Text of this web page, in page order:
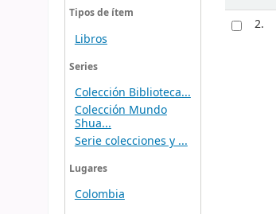
Tipos de ítem
Libros
Series
Colección Biblioteca...
Colección Mundo
Shua...
Serie colecciones y ...
Lugares
Colombia
2.